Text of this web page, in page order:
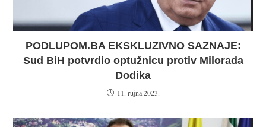
PODLUPOM.BA EKSKLUZIVNO SAZNAJE:
Sud BiH potvrdio optužnicu protiv Milorada
Dodika
11. rujna 2023.